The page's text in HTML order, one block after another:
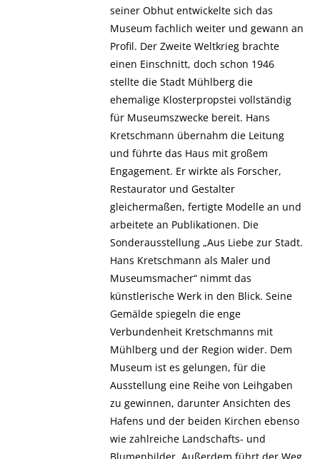
seiner Obhut entwickelte sich das
Museum fachlich weiter und gewann an
Profil. Der Zweite Weltkrieg brachte
einen Einschnitt, doch schon 1946
stellte die Stadt Mühlberg die
ehemalige Klosterpropstei vollständig
für Museumszwecke bereit. Hans
Kretschmann übernahm die Leitung
und führte das Haus mit großem
Engagement. Er wirkte als Forscher,
Restaurator und Gestalter
gleichermaßen, fertigte Modelle an und
arbeitete an Publikationen. Die
Sonderausstellung „Aus Liebe zur Stadt.
Hans Kretschmann als Maler und
Museumsmacher“ nimmt das
künstlerische Werk in den Blick. Seine
Gemälde spiegeln die enge
Verbundenheit Kretschmanns mit
Mühlberg und der Region wider. Dem
Museum ist es gelungen, für die
Ausstellung eine Reihe von Leihgaben
zu gewinnen, darunter Ansichten des
Hafens und der beiden Kirchen ebenso
wie zahlreiche Landschafts- und